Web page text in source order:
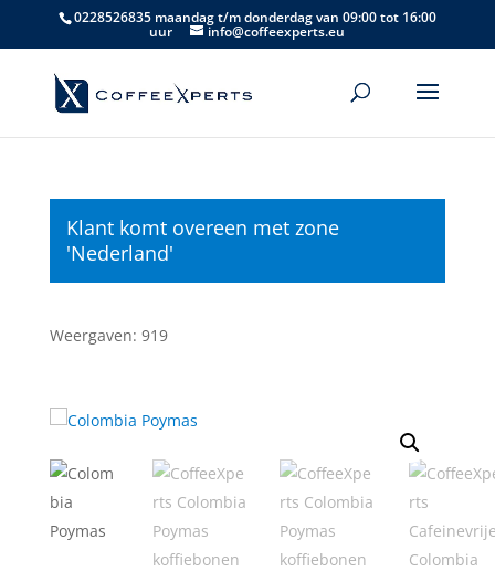
0228526835 maandag t/m donderdag van 09:00 tot 16:00
uur info@coffeexperts.eu
Klant komt overeen met zone
'Nederland'
Weergaven: 919